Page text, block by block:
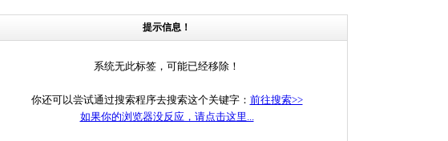
提示信息！
系统无此标签，可能已经移除！
你还可以尝试通过搜索程序去搜索这个关键字： 前往搜索>>
如果你的浏览器没反应，请点击这里...